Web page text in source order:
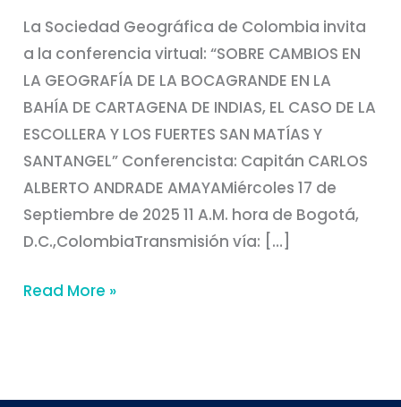
La Sociedad Geográfica de Colombia invita
a la conferencia virtual: “SOBRE CAMBIOS EN
LA GEOGRAFÍA DE LA BOCAGRANDE EN LA
BAHÍA DE CARTAGENA DE INDIAS, EL CASO DE LA
ESCOLLERA Y LOS FUERTES SAN MATÍAS Y
SANTANGEL” Conferencista: Capitán CARLOS
ALBERTO ANDRADE AMAYAMiércoles 17 de
Septiembre de 2025 11 A.M. hora de Bogotá,
D.C.,ColombiaTransmisión vía: […]
Read More »